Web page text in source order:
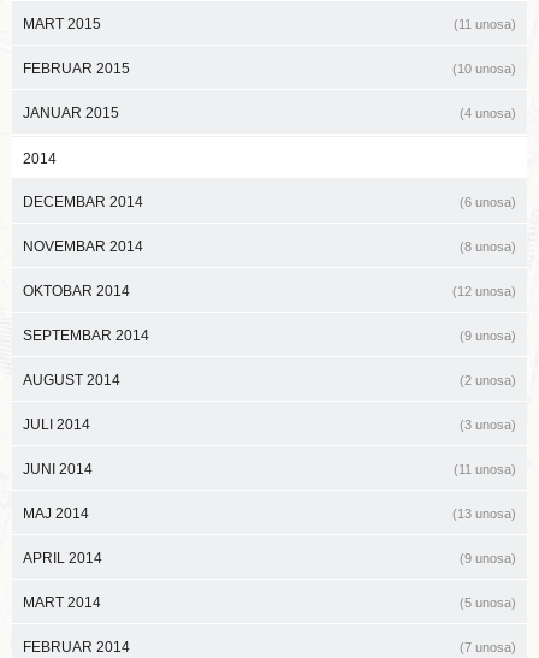
MART 2015 (11 unosa)
FEBRUAR 2015 (10 unosa)
JANUAR 2015 (4 unosa)
2014
DECEMBAR 2014 (6 unosa)
NOVEMBAR 2014 (8 unosa)
OKTOBAR 2014 (12 unosa)
SEPTEMBAR 2014 (9 unosa)
AUGUST 2014 (2 unosa)
JULI 2014 (3 unosa)
JUNI 2014 (11 unosa)
MAJ 2014 (13 unosa)
APRIL 2014 (9 unosa)
MART 2014 (5 unosa)
FEBRUAR 2014 (7 unosa)